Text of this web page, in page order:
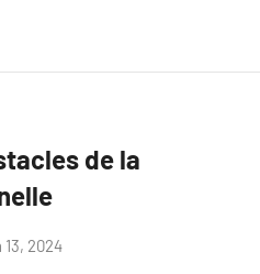
de la
13, 2024